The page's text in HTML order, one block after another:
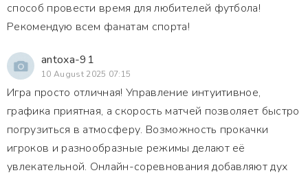
способ провести время для любителей футбола!
Рекомендую всем фанатам спорта!
antoxa-91
10 August 2025 07:15
Игра просто отличная! Управление интуитивное,
графика приятная, а скорость матчей позволяет быстро
погрузиться в атмосферу. Возможность прокачки
игроков и разнообразные режимы делают её
увлекательной. Онлайн-соревнования добавляют дух